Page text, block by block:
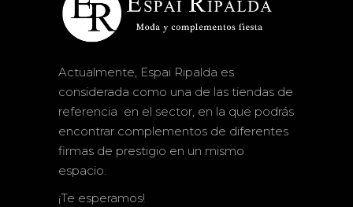
Actualmente, Espai Ripalda es
considerada como una de las tiendas de
referencia en el sector, en la que podrás
encontrar complementos de diferentes
firmas de prestigio en un mismo
espacio.
¡Te esperamos!